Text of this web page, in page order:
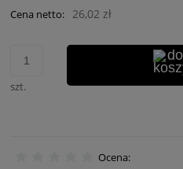
Cena netto: 26,02 zł
szt.
Ocena: